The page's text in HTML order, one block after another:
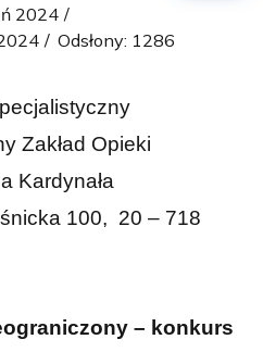
2024
Odsłony: 1286
Zakład Opieki
Kardynała
100, 20 – 718
– konkurs